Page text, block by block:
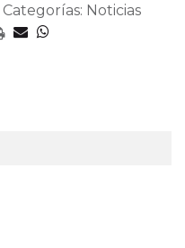
Categorías: Noticias